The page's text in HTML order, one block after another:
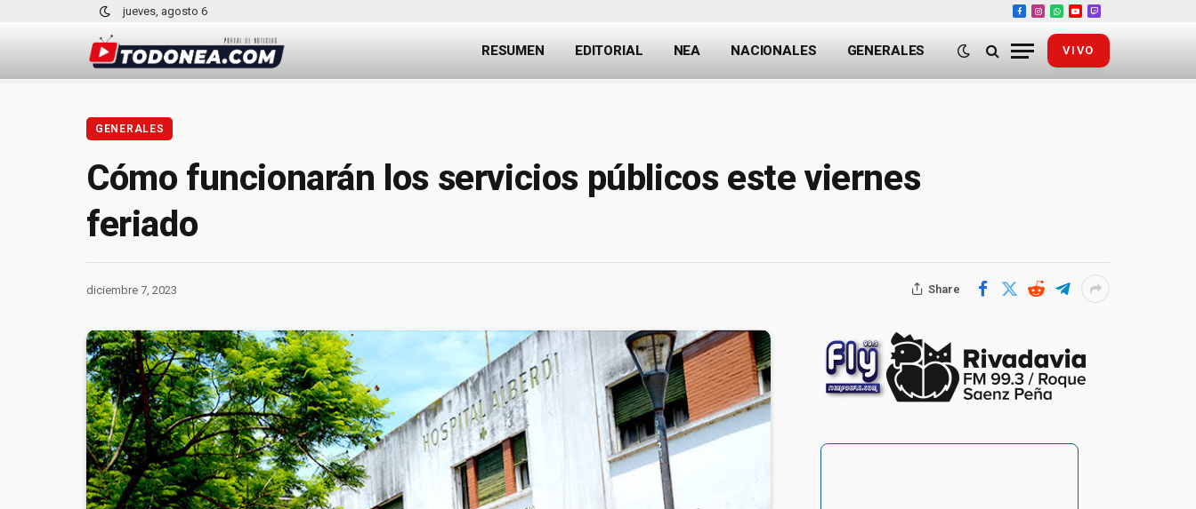
jueves, agosto 6
Facebook
Instagram
WhatsApp
YouTube
Twitch
RESUMEN EDITORIAL NEA NACIONALES GENERALES VIVO
GENERALES
Cómo funcionarán los servicios públicos este viernes
feriado
diciembre 7, 2023 Share